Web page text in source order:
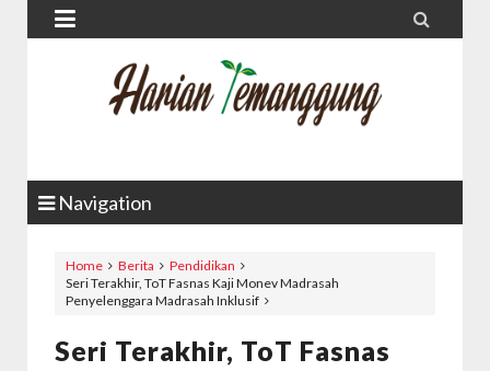
 
Navigation
Home Berita
Pendidikan
Seri Terakhir, ToT Fasnas Kaji Monev Madrasah
Penyelenggara Madrasah Inklusif
Seri Terakhir, ToT Fasnas